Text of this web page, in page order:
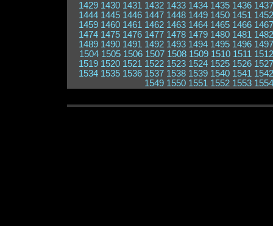
1429 1430 1431 1432 1433 1434 1435 1436 1437
1444 1445 1446 1447 1448 1449 1450 1451 1452
1459 1460 1461 1462 1463 1464 1465 1466 1467
1474 1475 1476 1477 1478 1479 1480 1481 1482
1489 1490 1491 1492 1493 1494 1495 1496 1497
1504 1505 1506 1507 1508 1509 1510 1511 1512
1519 1520 1521 1522 1523 1524 1525 1526 1527
1534 1535 1536 1537 1538 1539 1540 1541 1542
1549 1550 1551 1552 1553 1554